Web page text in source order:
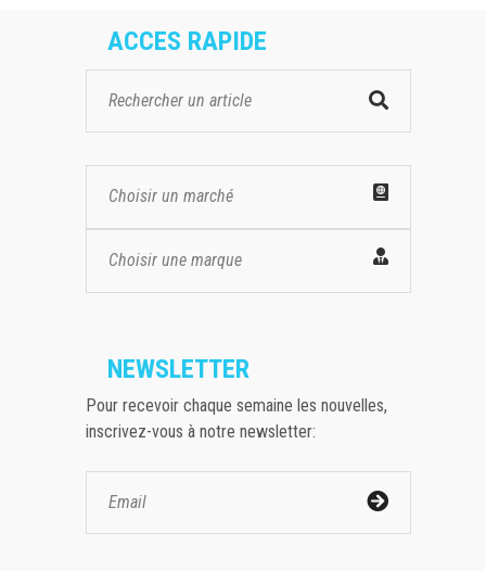
ACCES RAPIDE
Choisir un marché
Choisir une marque
NEWSLETTER
Pour recevoir chaque semaine les nouvelles,
inscrivez-vous à notre newsletter: